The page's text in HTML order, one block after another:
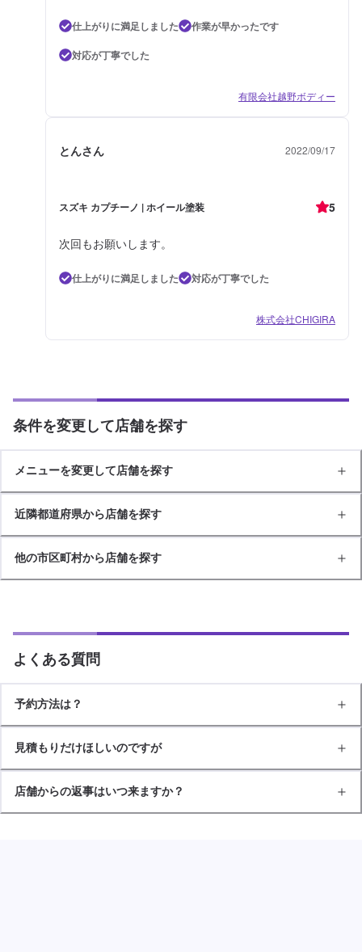
仕上がりに満足しました
作業が早かったです
対応が丁寧でした
有限会社越野ボディー
とんさん 2022/09/17
スズキ カプチーノ | ホイール塗装 5
次回もお願いします。
仕上がりに満足しました 対応が丁寧でした
株式会社CHIGIRA
条件を変更して店舗を探す
メニューを変更して店舗を探す
近隣都道府県から店舗を探す
他の市区町村から店舗を探す
よくある質問
予約方法は？
見積もりだけほしいのですが
店舗からの返事はいつ来ますか？